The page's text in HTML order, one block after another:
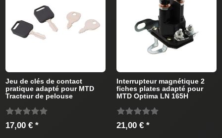
Jeu de clés de contact
pratique adapté pour MTD
Tracteur de pelouse
17,00 € *
Interrupteur magnétique 2
fiches plates adapté pour
MTD Optima LN 165H
de pelouse
21,00 € *